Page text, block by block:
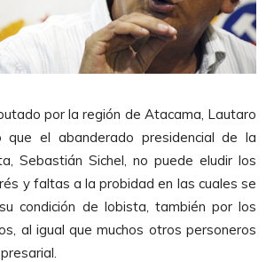
por la región de Atacama, Lautaro
que el abanderado presidencial de la
Sebastián Sichel, no puede eludir los
y faltas a la probidad en las cuales se
condición de lobista, también por los
al igual que muchos otros personeros